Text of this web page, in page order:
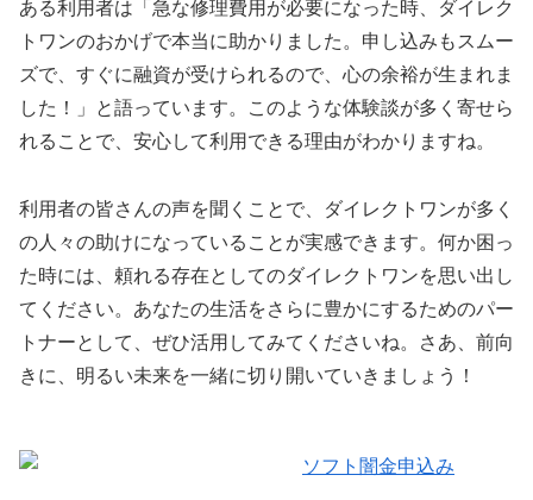
ある利用者は「急な修理費用が必要になった時、ダイレク
トワンのおかげで本当に助かりました。申し込みもスムー
ズで、すぐに融資が受けられるので、心の余裕が生まれま
した！」と語っています。このような体験談が多く寄せら
れることで、安心して利用できる理由がわかりますね。
利用者の皆さんの声を聞くことで、ダイレクトワンが多く
の人々の助けになっていることが実感できます。何か困っ
た時には、頼れる存在としてのダイレクトワンを思い出し
てください。あなたの生活をさらに豊かにするためのパー
トナーとして、ぜひ活用してみてくださいね。さあ、前向
きに、明るい未来を一緒に切り開いていきましょう！